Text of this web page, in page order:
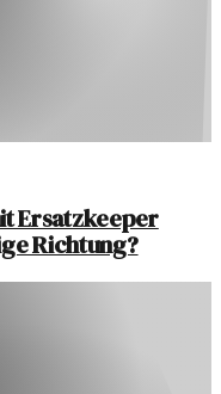
Ersatzkeeper
Richtung?